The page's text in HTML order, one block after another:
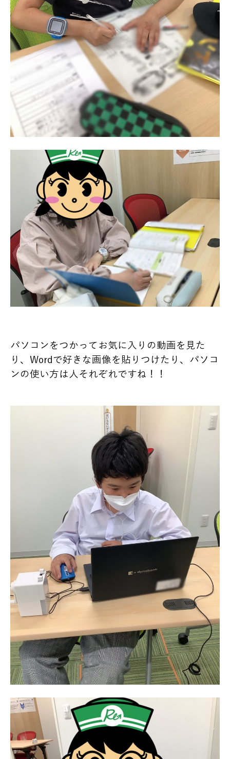
パソコンをつかってお気に入りの動画を見た
り、Wordで好きな画像を貼りつけたり、パソコ
ンの使い方は人それぞれですね！！